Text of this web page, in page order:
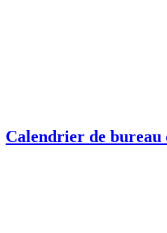
Calendrier de bureau